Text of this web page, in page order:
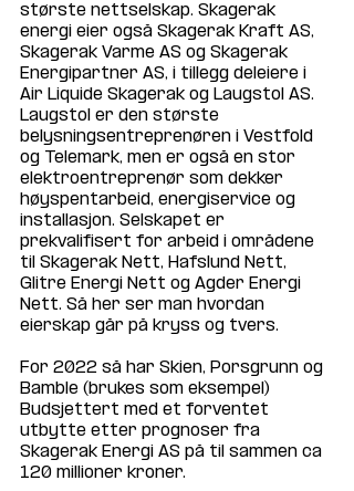
største nettselskap. Skagerak
energi eier også Skagerak Kraft AS,
Skagerak Varme AS og Skagerak
Energipartner AS, i tillegg deleiere i
Air Liquide Skagerak og Laugstol AS.
Laugstol er den største
belysningsentreprenøren i Vestfold
og Telemark, men er også en stor
elektroentreprenør som dekker
høyspentarbeid, energiservice og
installasjon. Selskapet er
prekvalifisert for arbeid i områdene
til Skagerak Nett, Hafslund Nett,
Glitre Energi Nett og Agder Energi
Nett. Så her ser man hvordan
eierskap går på kryss og tvers.
For 2022 så har Skien, Porsgrunn og
Bamble (brukes som eksempel)
Budsjettert med et forventet
utbytte etter prognoser fra
Skagerak Energi AS på til sammen ca
120 millioner kroner.